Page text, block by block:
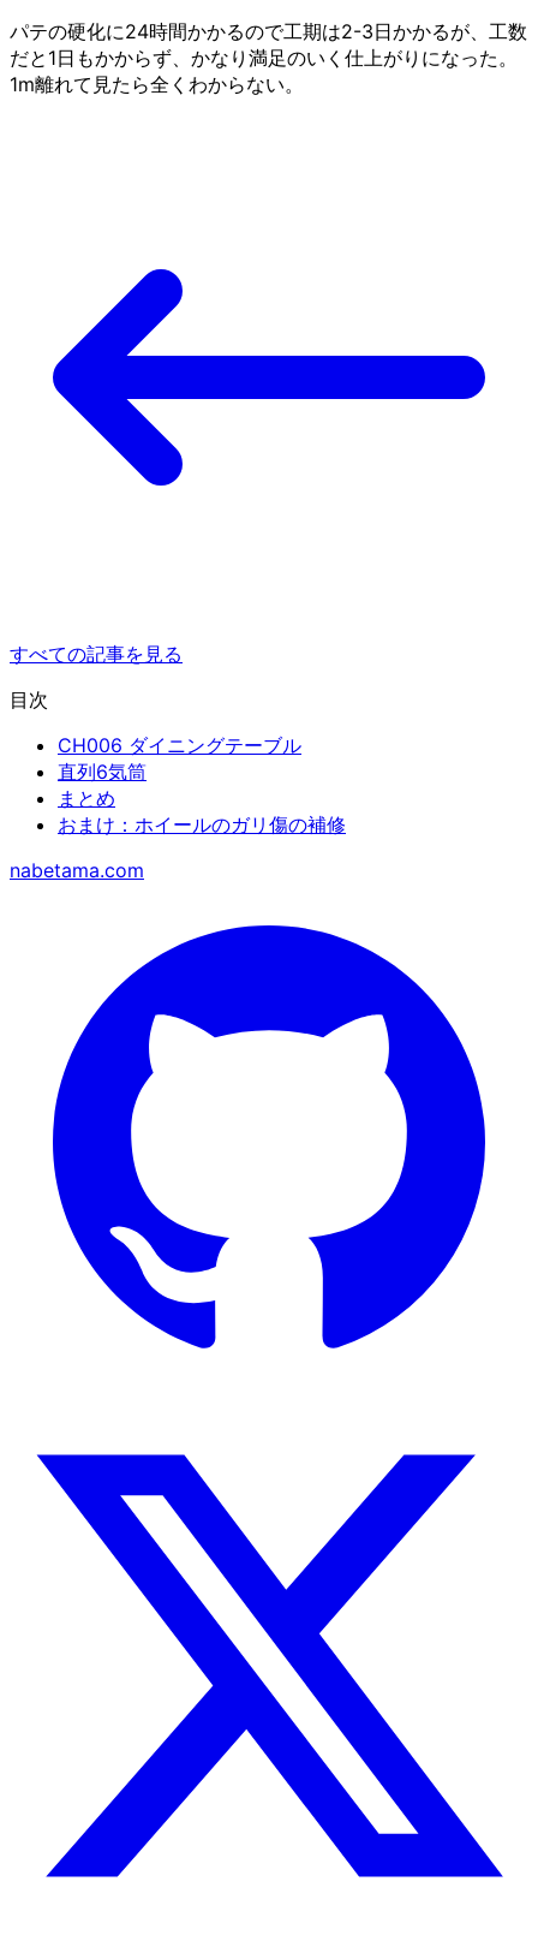
パテの硬化に24時間かかるので工期は2-3日かかるが、工数
だと1日もかからず、かなり満足のいく仕上がりになった。
1m離れて見たら全くわからない。
すべての記事を見る
目次
CH006 ダイニングテーブル
直列6気筒
まとめ
おまけ：ホイールのガリ傷の補修
nabetama.com